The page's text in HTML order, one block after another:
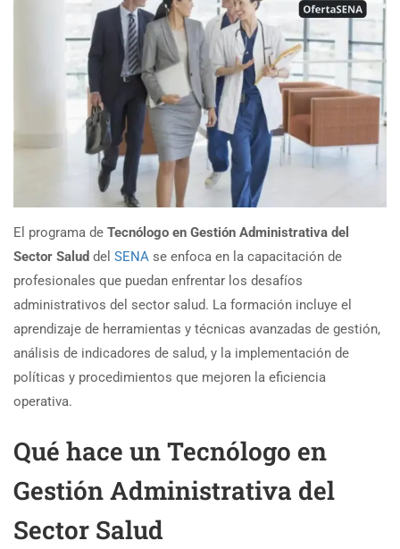
El programa de Tecnólogo en Gestión Administrativa del
Sector Salud del SENA se enfoca en la capacitación de
profesionales que puedan enfrentar los desafíos
administrativos del sector salud. La formación incluye el
aprendizaje de herramientas y técnicas avanzadas de gestión,
análisis de indicadores de salud, y la implementación de
políticas y procedimientos que mejoren la eficiencia
operativa.
Qué hace un Tecnólogo en
Gestión Administrativa del
Sector Salud